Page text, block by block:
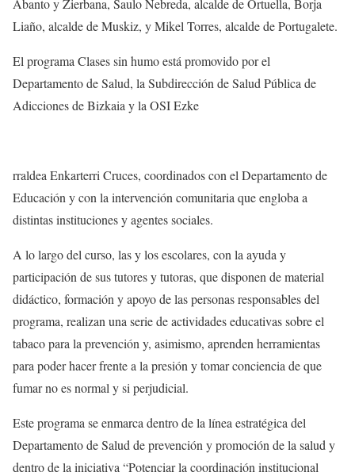
Liaño, alcalde de Muskiz, y Mikel Torres, alcalde de Portugalete.
El programa Clases sin humo está promovido por el
Departamento de Salud, la Subdirección de Salud Pública de
Adicciones de Bizkaia y la OSI Ezke
rraldea Enkarterri Cruces, coordinados con el Departamento de
Educación y con la intervención comunitaria que engloba a
distintas instituciones y agentes sociales.
A lo largo del curso, las y los escolares, con la ayuda y
participación de sus tutores y tutoras, que disponen de material
didáctico, formación y apoyo de las personas responsables del
programa, realizan una serie de actividades educativas sobre el
tabaco para la prevención y, asimismo, aprenden herramientas
para poder hacer frente a la presión y tomar conciencia de que
fumar no es normal y si perjudicial.
Este programa se enmarca dentro de la línea estratégica del
Departamento de Salud de prevención y promoción de la salud y
dentro de la iniciativa “Potenciar la coordinación institucional